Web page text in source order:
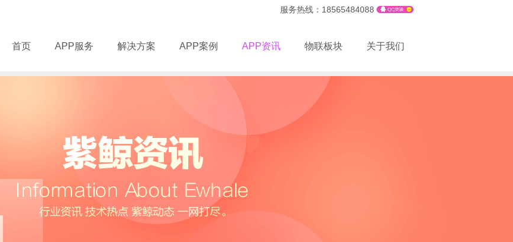
服务热线：18565484088
首页 APP服务 解决方案 APP案例 APP资讯 物联板块 关于我们